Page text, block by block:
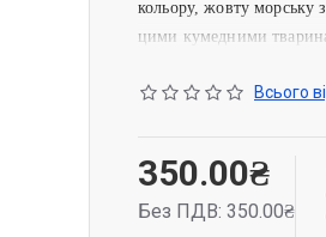
кольору, жовту морську
цими кумедними
товари для літа ви
Розмір упаковки: 5.1 х
Всього
350.00₴
Без ПДВ: 350.00₴